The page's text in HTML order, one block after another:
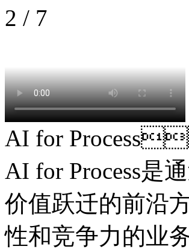
2 / 7
AI for
AI for Process是
价值跃迁的前沿
性和竞争力的业